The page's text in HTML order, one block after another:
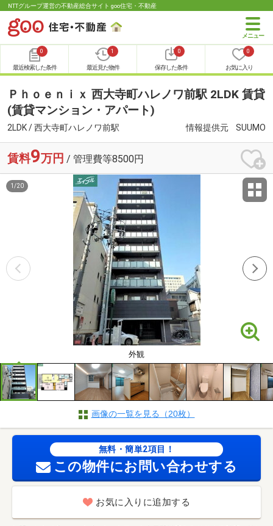
NTTグループ運営の不動産総合サイト goo住宅・不動産
0
最近検索した条件
1
最近見た物件
0
保存した条件
0
お気に入り
Ｐｈｏｅｎｉｘ 西大寺町ハレノワ前駅 2LDK 賃貸
(賃貸マンション・アパート)
2LDK / 西大寺町ハレノワ前駅 情報提供元 SUUMO
賃料9万円 / 管理費等8500円
外観
1 /20
画像の一覧を見る（20枚）
無料・簡単2項目！
この物件にお問い合わせする
お気に入りに追加する